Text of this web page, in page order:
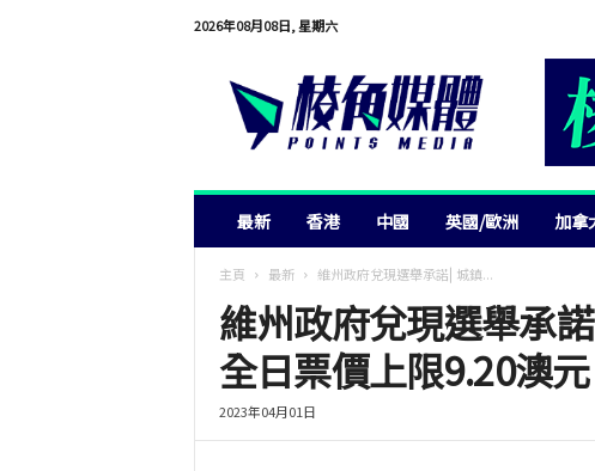
2026年08月08日, 星期六
最新 香港 中國 英國/歐洲 加拿
主頁 最新 維州政府兌現選舉承諾⎜城鎮...
維州政府兌現選舉承
全日票價上限9.20澳元
2023年04月01日